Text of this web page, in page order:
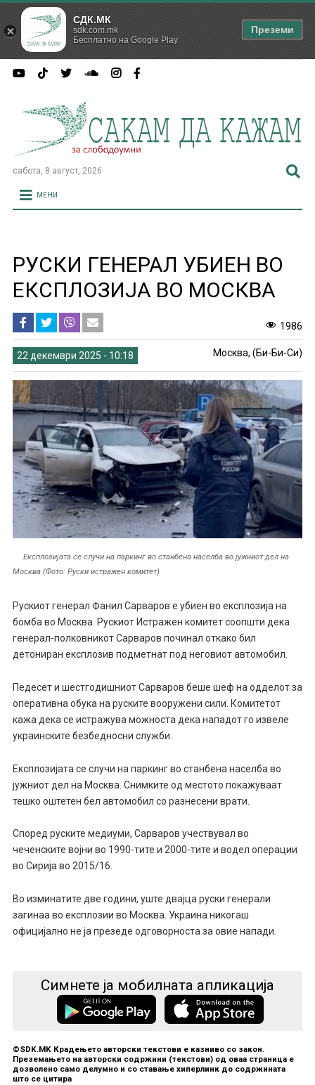
сабота, 8 август, 2026
МЕНИ
РУСКИ ГЕНЕРАЛ УБИЕН ВО
ЕКСПЛОЗИЈА ВО МОСКВА
1986
22 декември 2025 - 10:18 Москва, (Би-Би-Си)
Експлозијата се случи на паркинг во станбена населба во јужниот дел на
Москва (Фото: Руски истражен комитет)
Рускиот генерал Фанил Сарваров е убиен во експлозија на
бомба во Москва. Рускиот Истражен комитет соопшти дека
генерал-полковникот Сарваров починал откако бил
детониран експлозив подметнат под неговиот автомобил.
Педесет и шестгодишниот Сарваров беше шеф на одделот за
оперативна обука на руските вооружени сили. Комитетот
кажа дека се истражува можноста дека нападот го извеле
украинските безбедносни служби.
Експлозијата се случи на паркинг во станбена населба во
јужниот дел на Москва. Снимките од местото покажуваат
тешко оштетен бел автомобил со разнесени врати.
Според руските медиуми, Сарваров учествувал во
чеченските војни во 1990-тите и 2000-тите и водел операции
во Сирија во 2015/16.
Во изминатите две години, уште двајца руски генерали
загинаа во експлозии во Москва. Украина никогаш
официјално не ја презеде одговорноста за овие напади.
Симнете ја мобилната апликација
©SDK.MK Крадењето авторски текстови е казниво со закон.
Преземањето на авторски содржини (текстови) од оваа страница е
дозволено само делумно и со ставање хиперлинк до содржината
што се цитира
СДК.МК
sdk.com.mk
Бесплатно на Google Play
Преземи